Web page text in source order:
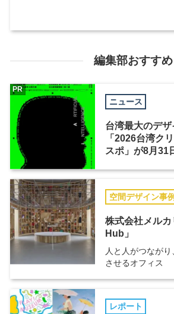
編集部おすすめ
ニュース
台湾最大のデ
「2026台湾ク
スポ」が8月31
PR
空間デザイン事例
株式会社メル
Hub」
人と人がつなが
させるオフィス
レポート